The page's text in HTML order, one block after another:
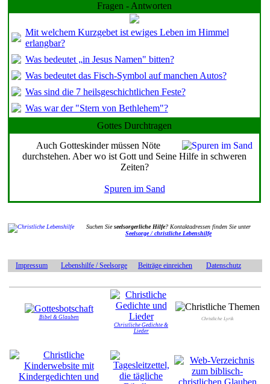
Fragen - Antworten
Mit welchem Kurzgebet ist ewiges Leben im Himmel
erlangbar?
Was bedeutet „in Jesus Namen" bitten?
Was bedeutet das Fisch-Symbol auf manchen Autos?
Was sind die 7 heilsgeschichtlichen Feste?
Was war der "Stern von Bethlehem"?
Gottes Durchtragen
Auch Gotteskinder müssen Nöte
durchstehen. Aber wo ist Gott und Seine Hilfe in schweren
Zeiten?
Spuren im Sand
Suchen Sieseelsorgerliche Hilfe? Kontaktadressen finden Sie unter
Seelsorge / christliche Lebenshilfe
Impressum Lebenshilfe / Seelsorge Beiträge einreichen Datenschutz
Bibel & Glauben
Christliche Gedichte &
Lieder
Christliche Lyrik